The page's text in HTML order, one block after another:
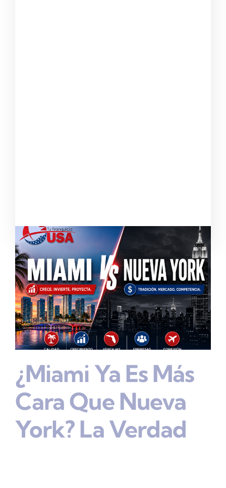
¿Miami Ya Es Más
Cara Que Nueva
York? La Verdad